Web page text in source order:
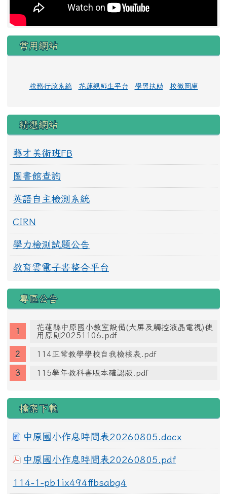
常用網站
校務行政系統 花蓮親師生平台 學習扶助 校徽圖庫
精選網站
藝才美術班FB
圖書館查詢
英語自主檢測系統
CIRN
學力檢測試題公告
教育雲電子書整合平台
專區公告
花蓮縣中原國小教室設備(大屏及觸控液晶電視)使
用原則20251106.pdf
114正常教學學校自我檢核表.pdf
115學年教科書版本確認版.pdf
檔案下載
中原國小作息時間表20260805.docx
中原國小作息時間表20260805.pdf
114-1-pb1ix494ffbsabg4